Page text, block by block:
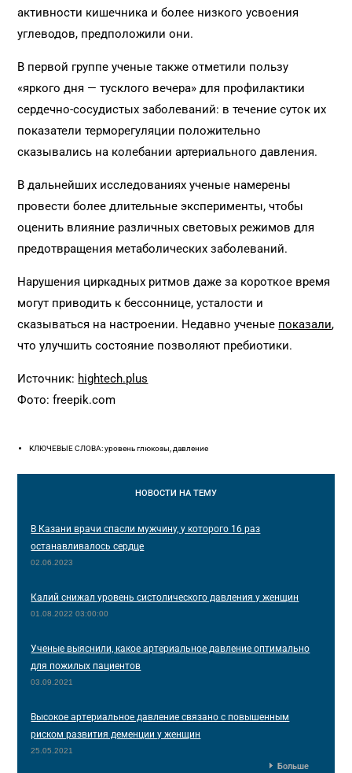
активности кишечника и более низкого усвоения
углеводов, предположили они.
В первой группе ученые также отметили пользу
«яркого дня — тусклого вечера» для профилактики
сердечно-сосудистых заболеваний: в течение суток их
показатели терморегуляции положительно
сказывались на колебании артериального давления.
В дальнейших исследованиях ученые намерены
провести более длительные эксперименты, чтобы
оценить влияние различных световых режимов для
предотвращения метаболических заболеваний.
Нарушения циркадных ритмов даже за короткое время
могут приводить к бессоннице, усталости и
сказываться на настроении. Недавно ученые показали,
что улучшить состояние позволяют пребиотики.
Источник: hightech.plus
Фото: freepik.com
КЛЮЧЕВЫЕ СЛОВА: уровень глюкозы, давление
НОВОСТИ НА ТЕМУ
В Казани врачи спасли мужчину, у которого 16 раз
останавливалось сердце
02.06.2023
Калий снижал уровень систолического давления у женщин
01.08.2022 03:00:00
Ученые выяснили, какое артериальное давление оптимально
для пожилых пациентов
03.09.2021
Высокое артериальное давление связано с повышенным
риском развития деменции у женщин
25.05.2021
Больше